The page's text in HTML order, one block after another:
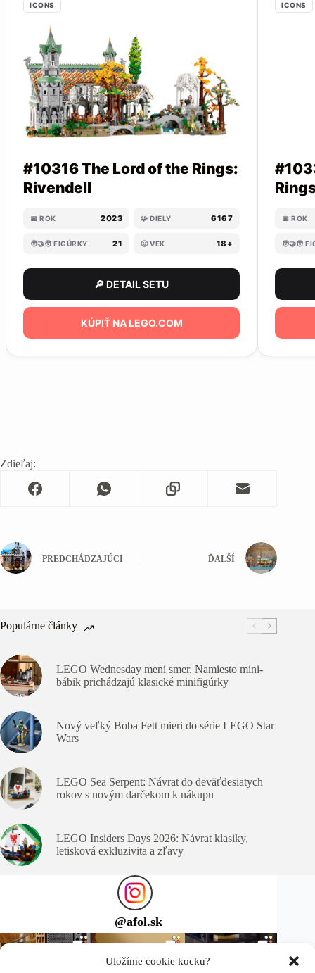
Uložíme cookie kocku?
ICONS
#10316 The Lord of the Rings:
Rivendell
📅 ROK 2023 🧩 DIELY 6167
🧑‍🤝‍🧑 FIGÚRKY 21 🙂 VEK 18+
🔎 DETAIL SETU
KÚPIŤ NA LEGO.COM
ICONS
📅 ROK
🧑‍🤝‍🧑
Zdieľaj:
PREDCHÁDZAJÚCI ĎALŠÍ
Populárne články
LEGO Wednesday mení smer. Namiesto mini-
bábik prichádzajú klasické minifigúrky
Nový veľký Boba Fett mieri do série LEGO Star
Wars
LEGO Sea Serpent: Návrat do deväťdesiatych
rokov s novým darčekom k nákupu
LEGO Insiders Days 2026: Návrat klasiky,
letisková exkluzivita a zľavy
@afol.sk